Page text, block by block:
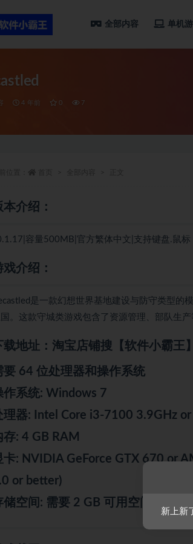
全部内容 单机
4 年前 0 7
本介绍：
容量500MB|官方繁体中文|支持键盘.鼠标
戏介绍：
是一款幻想世界基地建设与防守类型的
国。这款守城类游戏包含了资源管理、部队生
载地址：淘宝店铺搜【软件小霸王
要 64 位处理器和操作系统
作系统: Windows 7
理器: Intel Core i3-7100 3.9GHz
存: 4 GB RAM
卡: NVIDIA GeForce GTX 670 or
or better)
储空间: 需要 2 GB 可用空间
新上新